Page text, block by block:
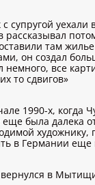
с супругой
рассказывал
там
он создал
немного, все
то сдвигов»
1990-х, когда
еще была далека
художнику,
в Германии еще
в